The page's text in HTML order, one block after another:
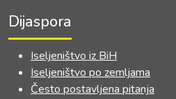
Dijaspora
Iseljeništvo iz BiH
Iseljeništvo po zemljama
Često postavljena pitanja